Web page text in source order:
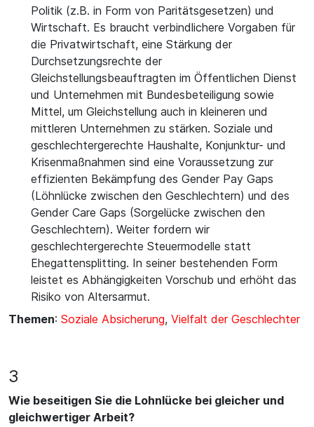
Politik (z.B. in Form von Paritätsgesetzen) und
Wirtschaft. Es braucht verbindlichere Vorgaben für
die Privatwirtschaft, eine Stärkung der
Durchsetzungsrechte der
Gleichstellungsbeauftragten im Öffentlichen Dienst
und Unternehmen mit Bundesbeteiligung sowie
Mittel, um Gleichstellung auch in kleineren und
mittleren Unternehmen zu stärken. Soziale und
geschlechtergerechte Haushalte, Konjunktur- und
Krisenmaßnahmen sind eine Voraussetzung zur
effizienten Bekämpfung des Gender Pay Gaps
(Löhnlücke zwischen den Geschlechtern) und des
Gender Care Gaps (Sorgelücke zwischen den
Geschlechtern). Weiter fordern wir
geschlechtergerechte Steuermodelle statt
Ehegattensplitting. In seiner bestehenden Form
leistet es Abhängigkeiten Vorschub und erhöht das
Risiko von Altersarmut.
Themen: Soziale Absicherung, Vielfalt der Geschlechter
3
Wie beseitigen Sie die Lohnlücke bei gleicher und
gleichwertiger Arbeit?